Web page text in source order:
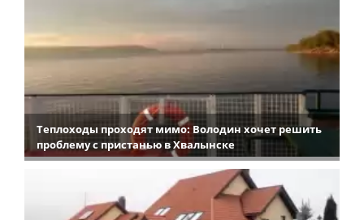
Теплоходы проходят мимо: Володин хочет решить
проблему с пристанью в Хвалынске